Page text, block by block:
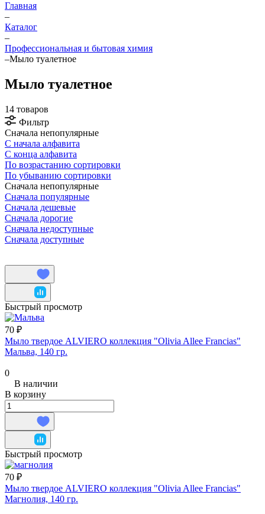
Главная
–
Каталог
–
Профессиональная и бытовая химия
–Мыло туалетное
Мыло туалетное
14 товаров
Фильтр
Сначала непопулярные
С начала алфавита
С конца алфавита
По возрастанию сортировки
По убыванию сортировки
Сначала непопулярные
Сначала популярные
Сначала дешевые
Сначала дорогие
Сначала недоступные
Сначала доступные
Быстрый просмотр
70 ₽
Мыло твердое ALVIERO коллекция "Olivia Allee Francias"
Мальва, 140 гр.
0
В наличии
В корзину
Быстрый просмотр
70 ₽
Мыло твердое ALVIERO коллекция "Olivia Allee Francias"
Магнолия, 140 гр.